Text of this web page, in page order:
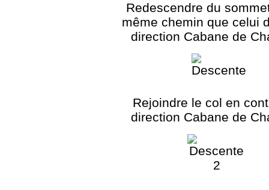
Redescendre du
même chemin que celui
direction Cabane de
Rejoindre le col en
direction Cabane de